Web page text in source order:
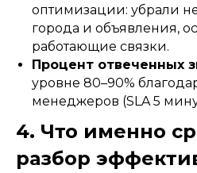
оптимизации: убрали
города и объявления,
работающие связки.
Процент отвеченных
уровне 80–90%
менеджеров (SLA 5
4. Что именно
разбор